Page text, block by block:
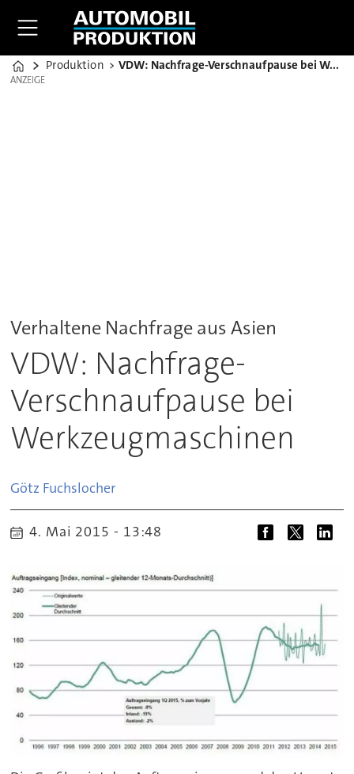
Home
Produktion VDW: Nachfrage-Verschnaufpause bei Werkzeugmaschinen
ANZEIGE
ANZEIGE
Verhaltene Nachfrage aus Asien
VDW: Nachfrage-
Verschnaufpause bei
Werkzeugmaschinen
Götz Fuchslocher
4. Mai 2015 - 13:48